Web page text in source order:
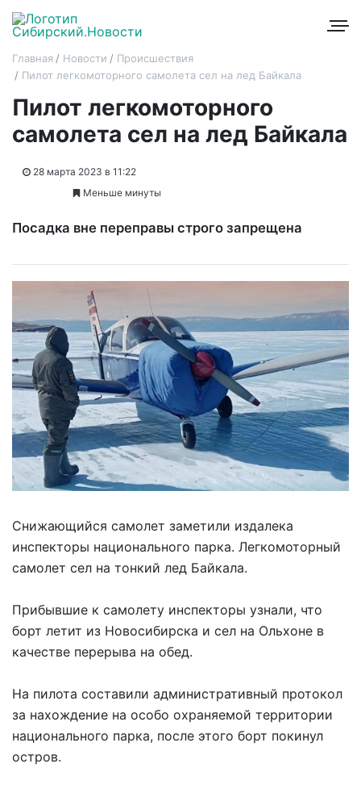
Главная Новости
Происшествия
Пилот легкомоторного самолета сел на лед Байкала
Пилот легкомоторного
самолета сел на лед Байкала
28 марта 2023 в 11:22
Меньше минуты
Посадка вне переправы строго запрещена
Снижающийся самолет заметили издалека
инспекторы национального парка. Легкомоторный
самолет сел на тонкий лед Байкала.
Прибывшие к самолету инспекторы узнали, что
борт летит из Новосибирска и сел на Ольхоне в
качестве перерыва на обед.
На пилота составили административный протокол
за нахождение на особо охраняемой территории
национального парка, после этого борт покинул
остров.